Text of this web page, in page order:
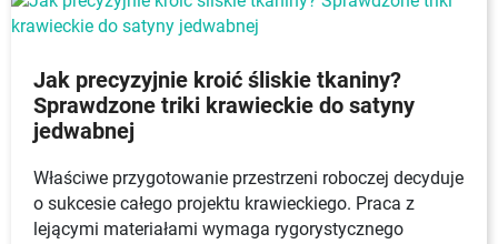
Jak precyzyjnie kroić śliskie tkaniny?
Sprawdzone triki krawieckie do satyny
jedwabnej
Właściwe przygotowanie przestrzeni roboczej decyduje
o sukcesie całego projektu krawieckiego. Praca z
lejącymi materiałami wymaga rygorystycznego